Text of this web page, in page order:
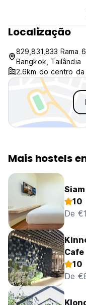
Localização
829,831,833 Rama
Bangkok, Tailândia
2.6km do centro
Mais hostels
10
De
Cafe
10
De